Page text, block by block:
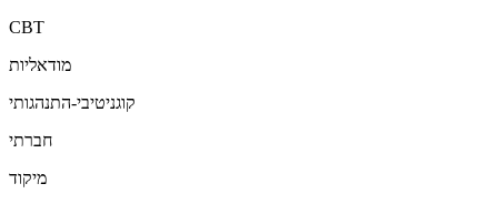
CBT
מודאליות
קוגניטיבי-התנהגותי
חברתי
מיקוד